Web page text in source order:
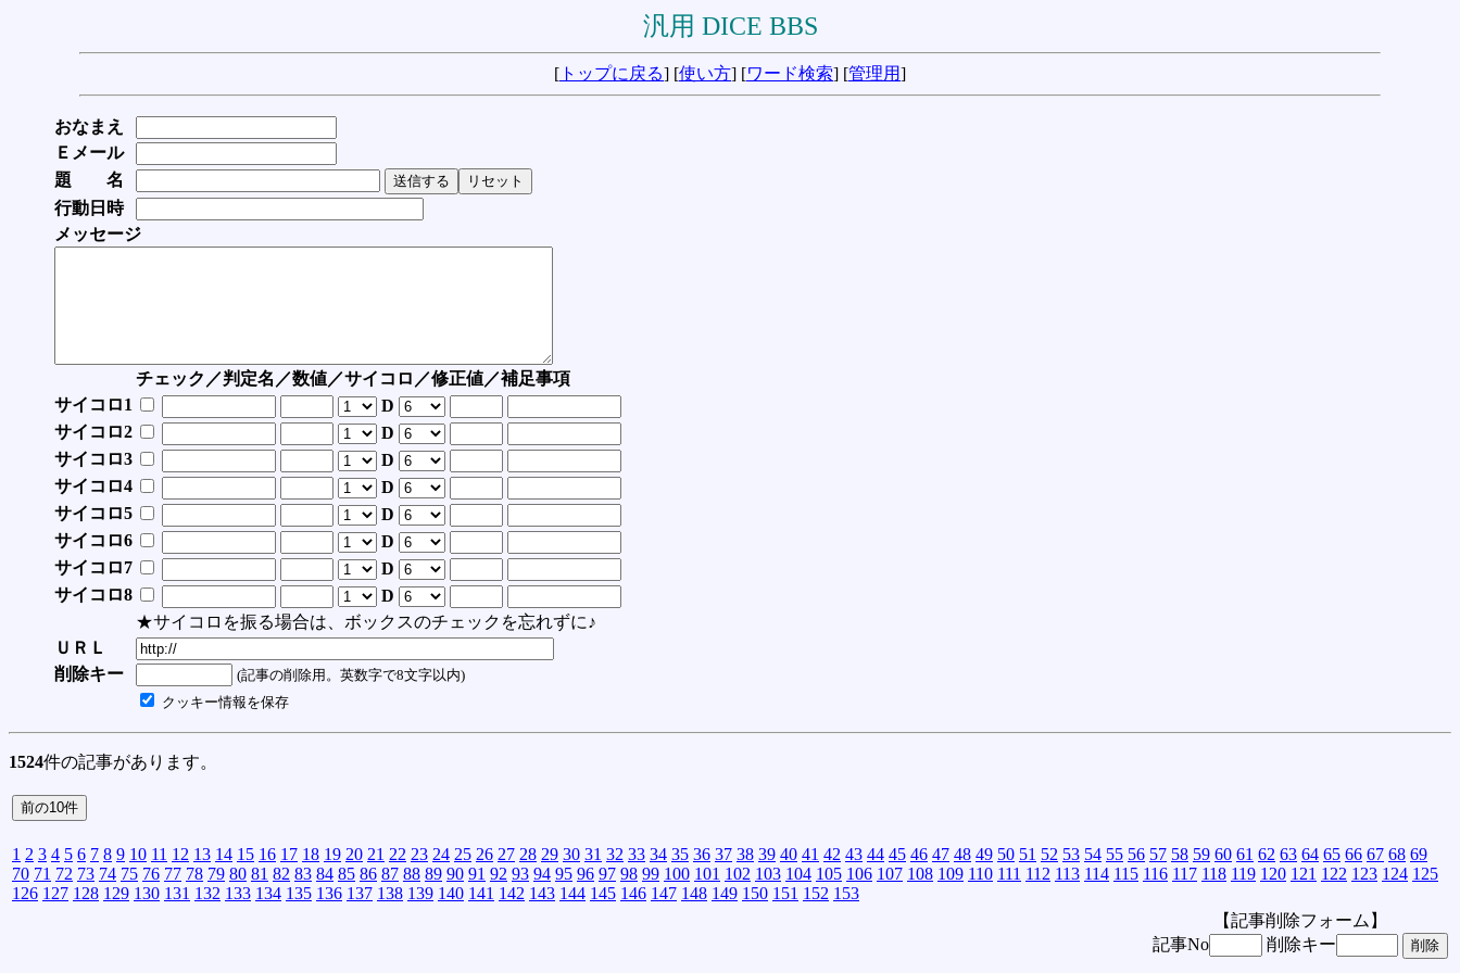
汎用 DICE BBS
[ トップに戻る] [使い方] [ワード検索] [管理用]
おなまえ
Ｅメール
題 名
行動日時
メッセージ
チェック／判定名／数値／サイコロ／修正値／補足事項
サイコロ1
D
サイコロ2
D
サイコロ3
D
サイコロ4
D
サイコロ5
D
サイコロ6
D
サイコロ7
D
サイコロ8
D
★サイコロを振る場合は、ボックスのチェックを忘れずに♪
ＵＲＬ
削除キー
(記事の削除用。英数字で8文字以内)
クッキー情報を保存
1524件の記事があります。
1 2 3 4 5 6 7 8 9 10 11 12 13 14 15 16 17 18 19 20 21 22 23 24 25 26 27 28 29 30 31 32 33 34 35 36 37 38 39 40 41 42 43 44 45 46 47 48 49 50 51 52 53 54 55 56 57 58 59 60 61 62 63 64 65 66 67 68 69
70 71 72 73 74 75 76 77 78 79 80 81 82 83 84 85 86 87 88 89 90 91 92 93 94 95 96 97 98 99 100 101 102 103 104 105 106 107 108 109 110 111 112 113 114 115 116 117 118 119 120 121 122 123 124 125
126 127 128 129 130 131 132 133 134 135 136 137 138 139 140 141 142 143 144 145 146 147 148 149 150 151 152 153
【記事削除フォーム】
記事No
削除キー